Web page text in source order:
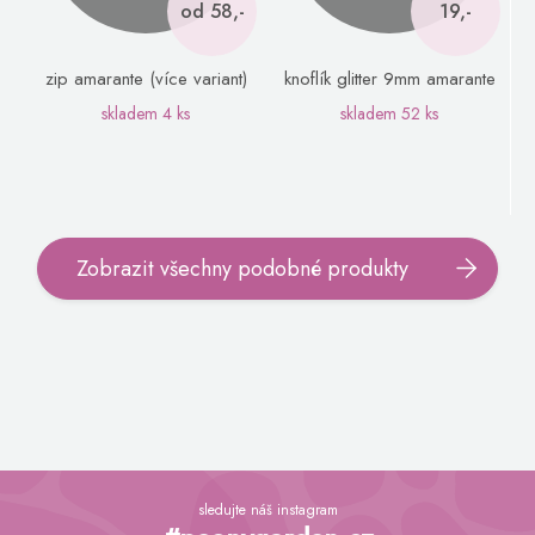
od 58,-
zip amarante (více variant)
skladem 4 ks
19,-
knoflík glitter 9mm amarante
skladem 52 ks
Zobrazit všechny podobné produkty
Z
sledujte náš instagram